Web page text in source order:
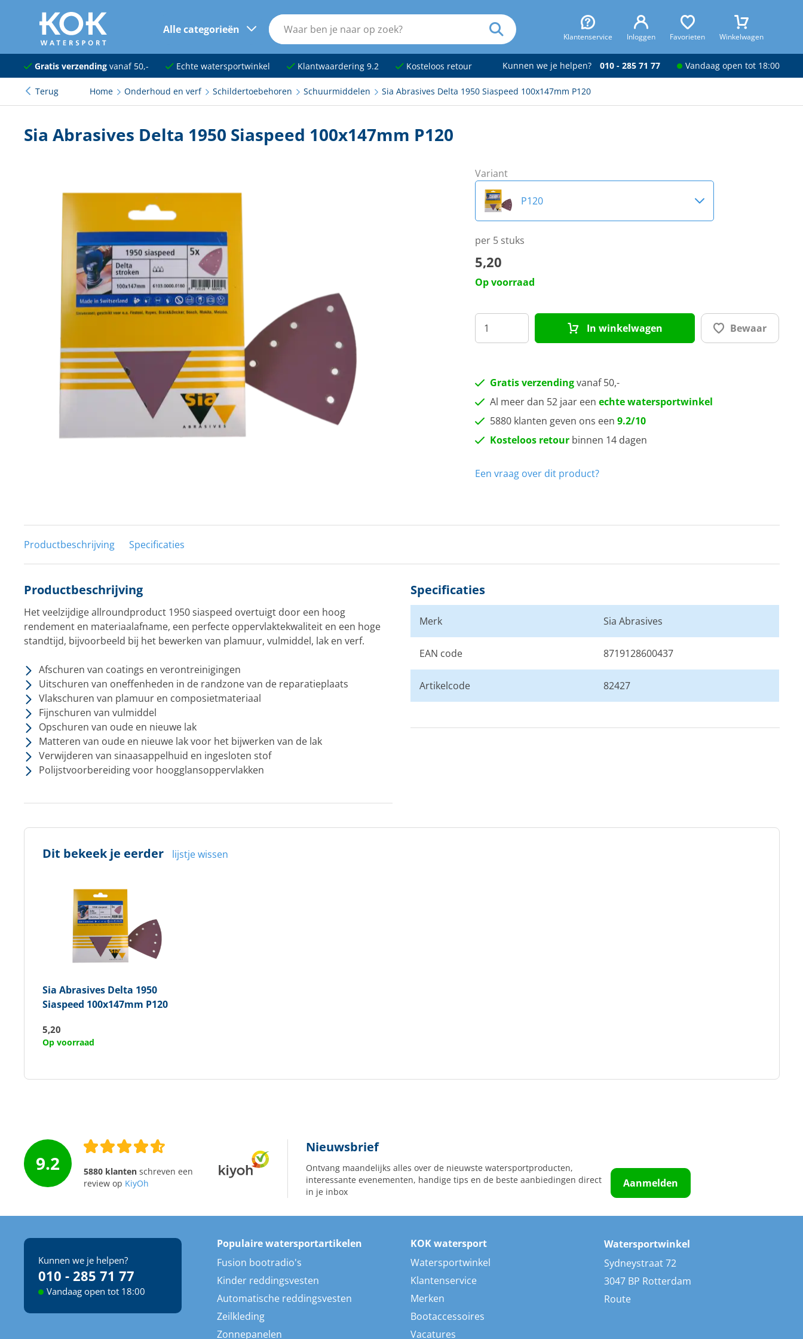
naar hoofdinhoud
Alle categorieën
Klantenservice Inloggen Favorieten Winkelwagen
Navigatie
Dekuitrusting
Kleding en schoenen
Sanitair
Kajuit en kombuis
Techniek en motor
Tuigage en dekbeslag
Veiligheid
Boten, toebehoren en fun
Meubels en lifestyle
Gratis verzendingvanaf 50,- Echte watersportwinkel Klantwaardering 9.2 Kosteloos retour Kunnen we je helpen? 010 - 285 71 77 Vandaag open tot 18:00
Terug Home Onderhoud en verf Schildertoebehoren Schuurmiddelen Sia Abrasives Delta 1950 Siaspeed 100x147mm P120
Sia Abrasives Delta 1950 Siaspeed 100x147mm P120
Variant
P120
P80
P180
P320
per 5 stuks
5,20
Op voorraad
In winkelwagen Bewaar
Gratis verzendingvanaf 50,-
Al meer dan 52 jaar een echte watersportwinkel
5880 klanten geven ons een 9.2/10
Kosteloos retourbinnen 14 dagen
Een vraag over dit product?
Productbeschrijving Specificaties
Productbeschrijving
Het veelzijdige allroundproduct 1950 siaspeed overtuigt door een hoog
rendement en materiaalafname, een perfecte oppervlaktekwaliteit en een hoge
standtijd, bijvoorbeeld bij het bewerken van plamuur, vulmiddel, lak en verf.
Afschuren van coatings en verontreinigingen
Uitschuren van oneffenheden in de randzone van de reparatieplaats
Vlakschuren van plamuur en composietmateriaal
Fijnschuren van vulmiddel
Opschuren van oude en nieuwe lak
Matteren van oude en nieuwe lak voor het bijwerken van de lak
Verwijderen van sinaasappelhuid en ingesloten stof
Polijstvoorbereiding voor hoogglansoppervlakken
Specificaties
Merk Sia Abrasives
EAN code 8719128600437
Artikelcode 82427
Dit bekeek je eerder lijstje wissen
Sia AbrasivesDelta 1950
Siaspeed 100x147mm P120
5,20
Op voorraad
9.2 5880 klantenschreven een
review op KiyOh
Nieuwsbrief
Ontvang maandelijks alles over de nieuwste watersportproducten,
interessante evenementen, handige tips en de beste aanbiedingen direct
in je inbox
Aanmelden
Kunnen we je helpen?
010 - 285 71 77
Vandaag open tot 18:00
Populaire watersportartikelen
Fusion bootradio's
Kinder reddingsvesten
Automatische reddingsvesten
Zeilkleding
Zonnepanelen
KOK watersport
Watersportwinkel
Klantenservice
Merken
Bootaccessoires
Vacatures
Watersportwinkel
Sydneystraat 72
3047 BP Rotterdam
Route